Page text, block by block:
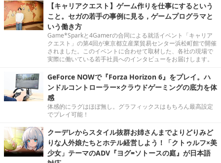
【キャリアクエスト】ゲーム作りを仕事にするという
こと。セガの若手の事例に見る，ゲームプログラマと
いう働き方
Game*Sparkと4Gamerの合同による就活イベント「キャリア
クエスト」の第4回が東京都立産業貿易センター浜松町館で開催
されました。このイベントに合わせて取材した、各社の現場で
実際に働いている若手社員へのインタビューをお届けします。
GeForce NOWで『Forza Horizon 6』をプレイ。ハ
ンドルコントローラー×クラウドゲーミングの底力を体
感
体感的にラグはほぼ無し。グラフィックスはもちろん最高設定
でプレイ可能！
クーデレからスタイル抜群お姉さんまでよりどりみど
りな人外娘たちとホテル経営しよう！「クトゥルフ×美
少女」テーマのADV『ヨグ=ソトースの庭』が日本語